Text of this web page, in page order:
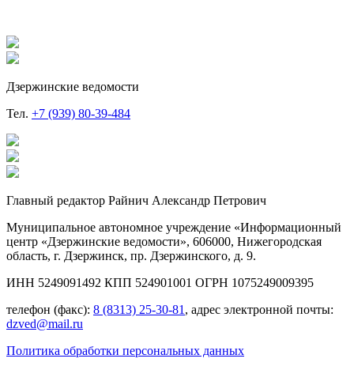
Дзержинские ведомости
Тел. +7 (939) 80-39-484
Главный редактор Райнич Александр Петрович
Муниципальное автономное учреждение «Информационный
центр «Дзержинские ведомости», 606000, Нижегородская
область, г. Дзержинск, пр. Дзержинского, д. 9.
ИНН 5249091492 КПП 524901001 ОГРН 1075249009395
телефон (факс): 8 (8313) 25-30-81 , адрес электронной почты:
dzved@mail.ru
Политика обработки персональных данных